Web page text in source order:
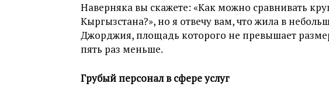
Наверняка вы скажете: «Как можно сравнивать
Кыргызстана?», но я отвечу вам, что жила в
Джорджия, площадь которого не превышает
пять раз меньше.
Грубый персонал в сфере услуг